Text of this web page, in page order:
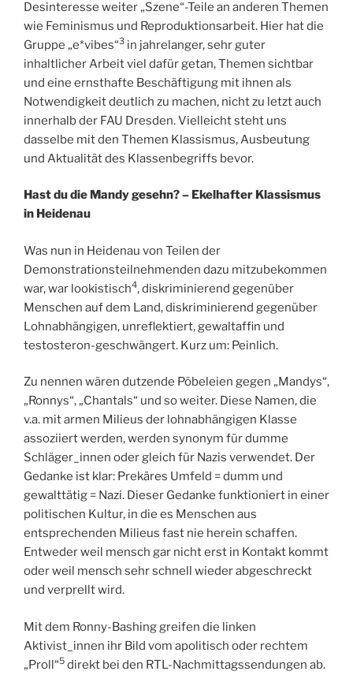
Desinteresse weiter „Szene“-Teile an anderen Themen
wie Feminismus und Reproduktionsarbeit. Hier hat die
Gruppe „e*vibes“3 in jahrelanger, sehr guter
inhaltlicher Arbeit viel dafür getan, Themen sichtbar
und eine ernsthafte Beschäftigung mit ihnen als
Notwendigkeit deutlich zu machen, nicht zu letzt auch
innerhalb der FAU Dresden. Vielleicht steht uns
dasselbe mit den Themen Klassismus, Ausbeutung
und Aktualität des Klassenbegriffs bevor.
Hast du die Mandy gesehn? – Ekelhafter Klassismus
in Heidenau
Was nun in Heidenau von Teilen der
Demonstrationsteilnehmenden dazu mitzubekommen
war, war lookistisch4, diskriminierend gegenüber
Menschen auf dem Land, diskriminierend gegenüber
Lohnabhängigen, unreflektiert, gewaltaffin und
testosteron-geschwängert. Kurz um: Peinlich.
Zu nennen wären dutzende Pöbeleien gegen „Mandys“,
„Ronnys“, „Chantals“ und so weiter. Diese Namen, die
v.a. mit armen Milieus der lohnabhängigen Klasse
assoziiert werden, werden synonym für dumme
Schläger_innen oder gleich für Nazis verwendet. Der
Gedanke ist klar: Prekäres Umfeld = dumm und
gewalttätig = Nazi. Dieser Gedanke funktioniert in einer
politischen Kultur, in die es Menschen aus
entsprechenden Milieus fast nie herein schaffen.
Entweder weil mensch gar nicht erst in Kontakt kommt
oder weil mensch sehr schnell wieder abgeschreckt
und verprellt wird.
Mit dem Ronny-Bashing greifen die linken
Aktivist_innen ihr Bild vom apolitisch oder rechtem
„Proll“5 direkt bei den RTL-Nachmittagssendungen ab.